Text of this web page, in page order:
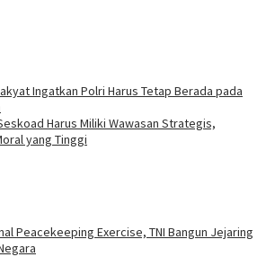
Ingatkan Polri Harus Tetap Berada pada
Harus Miliki Wawasan Strategis,
yang Tinggi
Peacekeeping Exercise, TNI Bangun Jejaring